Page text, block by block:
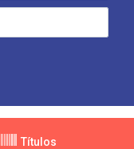
Títulos